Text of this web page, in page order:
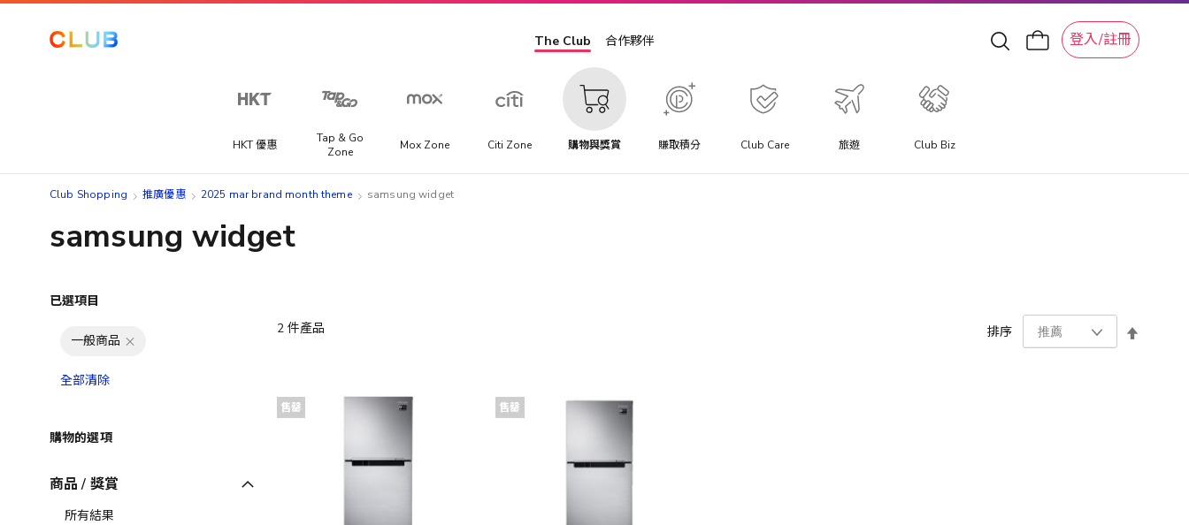
The Club 合作夥伴 登入/註冊
HKT 優惠
Tap & Go
Zone
Mox Zone Citi Zone 購物與獎賞 賺取積分 Club Care 旅遊 Club Biz
Club Shopping 推廣優惠 2025 mar brand month theme samsung widget
samsung widget
2件產品 排序
售罄 售罄
已選項目
一般商品
全部清除
購物的選項
商品 / 獎賞
所有結果